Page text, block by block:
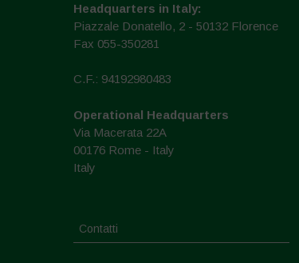
Headquarters in Italy:
Piazzale Donatello, 2 - 50132 Florence
Fax 055-350281
C.F.: 94192980483
Operational Headquarters
Via Macerata 22A
00176 Rome - Italy
Italy
Contatti